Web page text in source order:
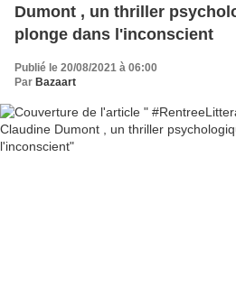
Dumont , un thriller
plonge dans l'inconscient
Publié le 20/08/2021 à 06:00
Par Bazaart